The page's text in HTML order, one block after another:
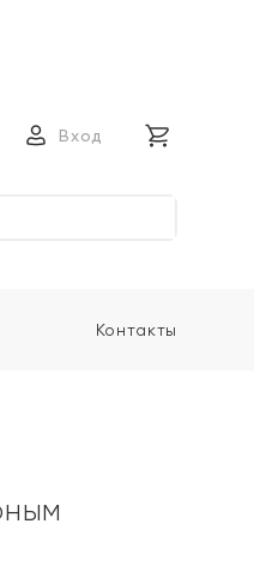
Вход
Контакты